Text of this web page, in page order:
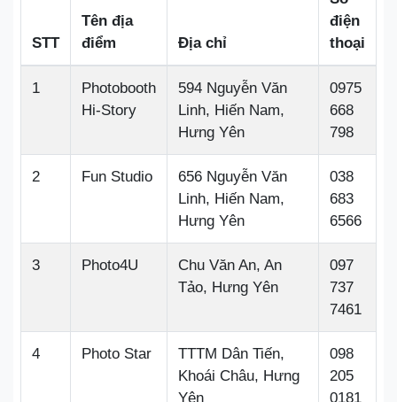
STT
Tên địa
điểm
Địa chỉ
điện
thoại
1
Photobooth
Hi-Story
594 Nguyễn Văn
Linh, Hiến Nam,
Hưng Yên
0975
668
798
2 Fun Studio
656 Nguyễn Văn
Linh, Hiến Nam,
Hưng Yên
038
683
6566
3 Photo4U
Chu Văn An, An
Tảo, Hưng Yên
097
737
7461
4 Photo Star
TTTM Dân Tiến,
Khoái Châu, Hưng
Yên
098
205
0181